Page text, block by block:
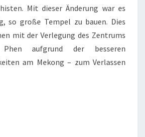
Mit dieser Änderung war es
so große Tempel zu bauen. Dies
mit der Verlegung des Zentrums
aufgrund der besseren
am Mekong – zum Verlassen